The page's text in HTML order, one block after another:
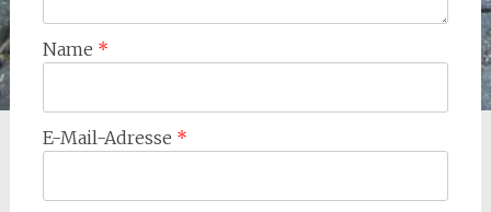
Name *
E-Mail-Adresse *